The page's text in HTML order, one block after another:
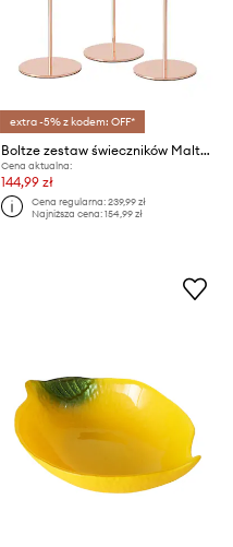
extra -5% z kodem: OFF*
Boltze zestaw świeczników Malte 23 / 27 / 32 cm 3-pack
Cena aktualna:
144,99 zł
Cena regularna:239,99 zł
Najniższa cena:154,99 zł